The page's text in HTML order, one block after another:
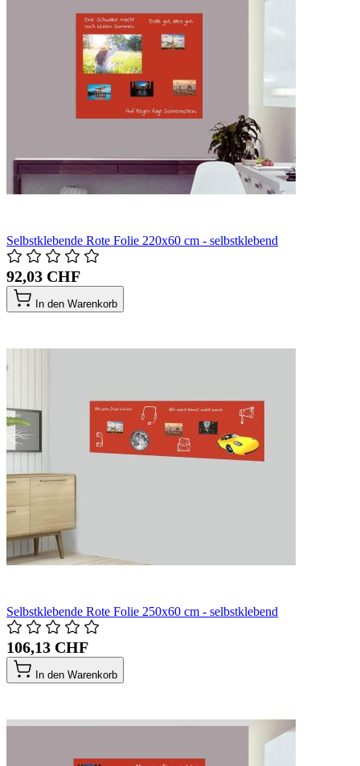
Selbstklebende Rote Folie 220x60 cm - selbstklebend
92,03 CHF
In den Warenkorb
Selbstklebende Rote Folie 250x60 cm - selbstklebend
106,13 CHF
In den Warenkorb